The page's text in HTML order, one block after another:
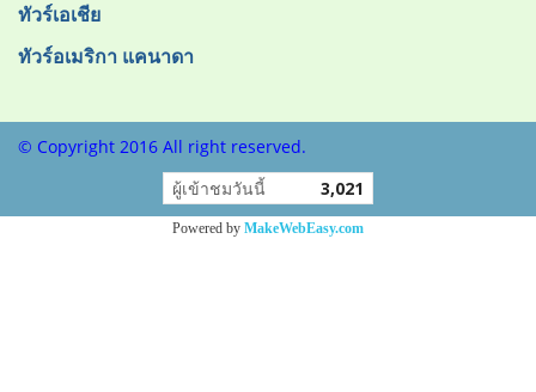
ทัวร์เอเชีย
ทัวร์อเมริกา แคนาดา
© Copyright 2016 All right reserved.
ผู้เข้าชมวันนี้
3,021
Powered by MakeWebEasy.com